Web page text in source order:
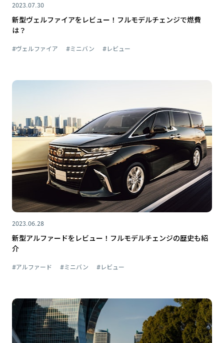
2023.07.30
新型ヴェルファイアをレビュー！フルモデルチェンジで燃費
は？
#ヴェルファイア #ミニバン #レビュー
2023.06.28
新型アルファードをレビュー！フルモデルチェンジの歴史も紹
介
#アルファード #ミニバン #レビュー